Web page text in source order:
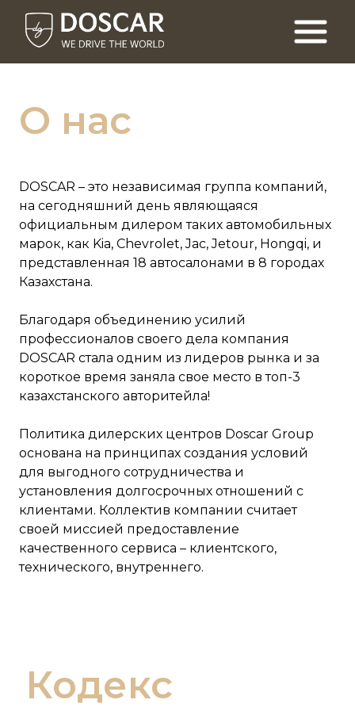
О нас
DOSCAR – это независимая группа компаний,
на сегодняшний день являющаяся
официальным дилером таких автомобильных
марок, как Kia, Chevrolet, Jac, Jetour, Hongqi, и
представленная 18 автосалонами в 8 городах
Казахстана.
Благодаря объединению усилий
профессионалов своего дела компания
DOSCAR стала одним из лидеров рынка и за
короткое время заняла свое место в топ-3
казахстанского авторитейла!
Политика дилерских центров Doscar Group
основана на принципах создания условий
для выгодного сотрудничества и
установления долгосрочных отношений с
клиентами. Коллектив компании считает
своей миссией предоставление
качественного сервиса – клиентского,
технического, внутреннего.
Кодекс